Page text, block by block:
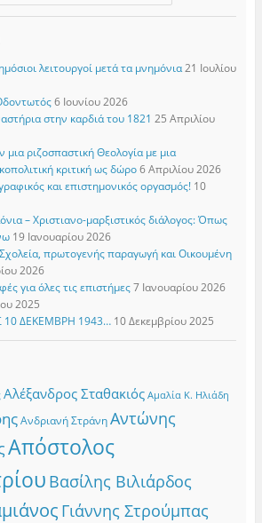
λειτουργοί μετά τα μνημόνια 21 Ιουλίου
6 Ιουνίου 2026
στην καρδιά του 1821 25 Απριλίου
ριζοσπαστική Θεολογία με μια
κριτική ως δώρο 6 Απριλίου 2026
και επιστημονικός οργασμός! 10
– Χριστιανο-μαρξιστικός διάλογος: Όπως
19 Ιανουαρίου 2026
πρωτογενής παραγωγή και Οικουμένη
2026
για όλες τις επιστήμες 7 Ιανουαρίου 2026
2025
ΔΕΚΕΜΒΡΗ 1943… 10 Δεκεμβρίου 2025
Αλέξανδρος Σταθακιός Αμαλία Κ. Ηλιάδη
Ανδριανή Στράνη Αντώνης
Απόστολος
Βασίλης Βιλιάρδος
Γιάννης Στρούμπας